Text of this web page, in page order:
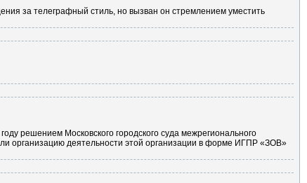
за телеграфный стиль, но вызван он стремлением уместить
решением Московского городского суда межрегионального
организацию деятельности этой организации в форме ИГПР «ЗОВ»